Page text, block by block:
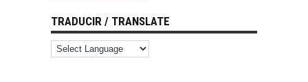
TRADUCIR / TRANSLATE